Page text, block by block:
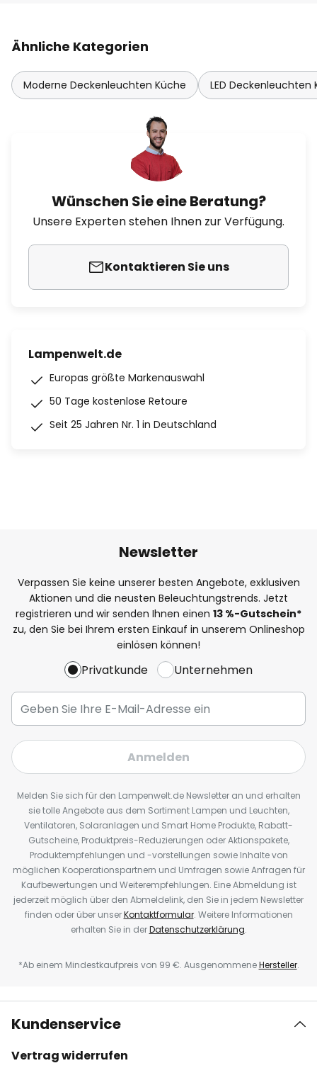
Ähnliche Kategorien
Moderne Deckenleuchten Küche LED Deckenleuchten
Wünschen Sie eine Beratung?
Unsere Experten stehen Ihnen zur Verfügung.
Kontaktieren Sie uns
Lampenwelt.de
Europas größte Markenauswahl
50 Tage kostenlose Retoure
Seit 25 Jahren Nr. 1 in Deutschland
Newsletter
Verpassen Sie keine unserer besten Angebote, exklusiven
Aktionen und die neusten Beleuchtungstrends. Jetzt
registrieren und wir senden Ihnen einen 13 %-Gutschein*
zu, den Sie bei Ihrem ersten Einkauf in unserem Onlineshop
einlösen können!
Privatkunde Unternehmen
Anmelden
Melden Sie sich für den Lampenwelt.de Newsletter an und erhalten
sie tolle Angebote aus dem Sortiment Lampen und Leuchten,
Ventilatoren, Solaranlagen und Smart Home Produkte, Rabatt-
Gutscheine, Produktpreis-Reduzierungen oder Aktionspakete,
Produktempfehlungen und -vorstellungen sowie Inhalte von
möglichen Kooperationspartnern und Umfragen sowie Anfragen für
Kaufbewertungen und Weiterempfehlungen. Eine Abmeldung ist
jederzeit möglich über den Abmeldelink, den Sie in jedem Newsletter
finden oder über unserKontaktformular. Weitere Informationen
erhalten Sie in derDatenschutzerklärung.
*Ab einem Mindestkaufpreis von 99 €. AusgenommeneHersteller.
Kundenservice
Vertrag widerrufen